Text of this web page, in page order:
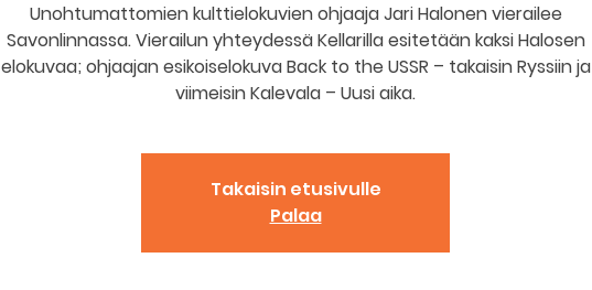
Unohtumattomien kulttielokuvien ohjaaja Jari Halonen vierailee
Savonlinnassa. Vierailun yhteydessä Kellarilla esitetään kaksi Halosen
elokuvaa; ohjaajan esikoiselokuva Back to the USSR – takaisin Ryssiin ja
viimeisin Kalevala – Uusi aika.
Takaisin etusivulle
Palaa